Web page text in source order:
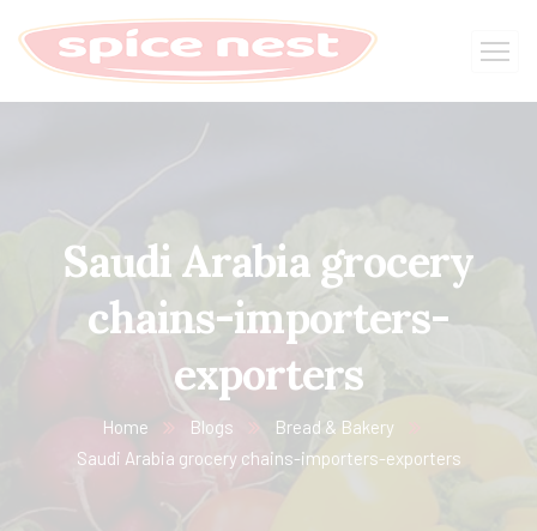
Saudi Arabia grocery
chains-importers-
exporters
Home Blogs
Bread & Bakery
Saudi Arabia grocery chains-importers-exporters